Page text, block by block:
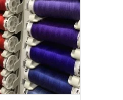
AAN WINKELWAGEN